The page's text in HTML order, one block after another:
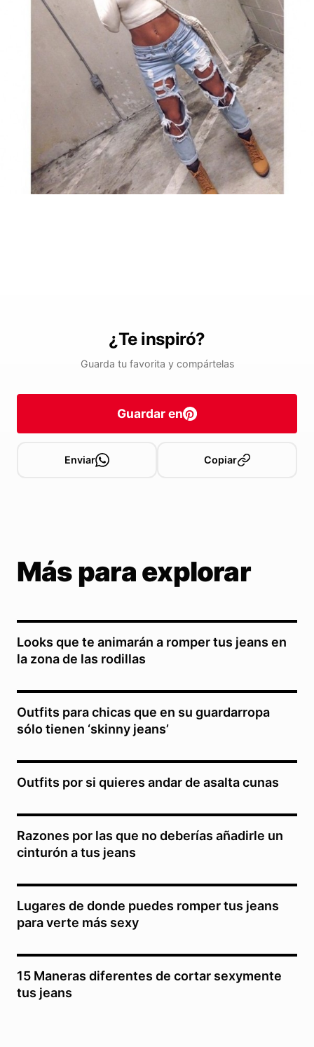
¿Te inspiró?
Guarda tu favorita y compártelas
Guardar en
Enviar Copiar
Más para explorar
Looks que te animarán a romper tus jeans en
la zona de las rodillas
Outfits para chicas que en su guardarropa
sólo tienen ‘skinny jeans’
Outfits por si quieres andar de asalta cunas
Razones por las que no deberías añadirle un
cinturón a tus jeans
Lugares de donde puedes romper tus jeans
para verte más sexy
15 Maneras diferentes de cortar sexymente
tus jeans